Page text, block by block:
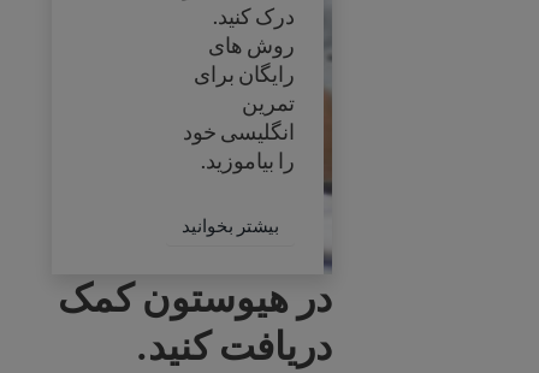
درک کنید.
روش های
رایگان برای
تمرین
انگلیسی خود
را بیاموزید.
بیشتر بخوانید
در هیوستون کمک
دریافت کنید.